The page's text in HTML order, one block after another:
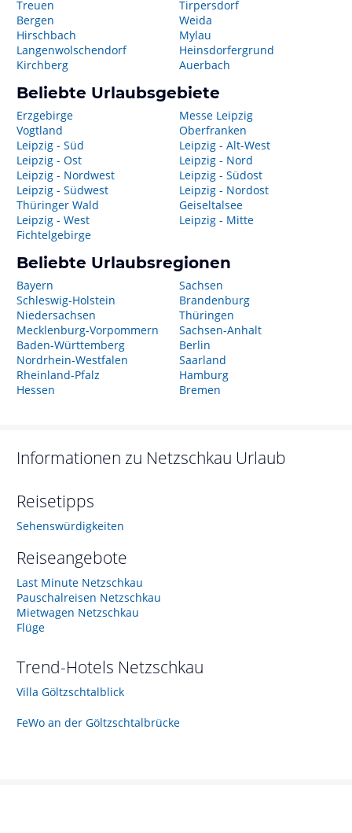
Treuen
Bergen
Hirschbach
Langenwolschendorf
Kirchberg
Tirpersdorf
Weida
Mylau
Heinsdorfergrund
Auerbach
Beliebte Urlaubsgebiete
Erzgebirge
Vogtland
Leipzig - Süd
Leipzig - Ost
Leipzig - Nordwest
Leipzig - Südwest
Thüringer Wald
Leipzig - West
Fichtelgebirge
Messe Leipzig
Oberfranken
Leipzig - Alt-West
Leipzig - Nord
Leipzig - Südost
Leipzig - Nordost
Geiseltalsee
Leipzig - Mitte
Beliebte Urlaubsregionen
Bayern
Schleswig-Holstein
Niedersachsen
Mecklenburg-Vorpommern
Baden-Württemberg
Nordrhein-Westfalen
Rheinland-Pfalz
Hessen
Sachsen
Brandenburg
Thüringen
Sachsen-Anhalt
Berlin
Saarland
Hamburg
Bremen
Informationen zu Netzschkau Urlaub
Reisetipps
Sehenswürdigkeiten
Reiseangebote
Last Minute Netzschkau
Pauschalreisen Netzschkau
Mietwagen Netzschkau
Flüge
Trend-Hotels Netzschkau
Villa Göltzschtalblick
FeWo an der Göltzschtalbrücke